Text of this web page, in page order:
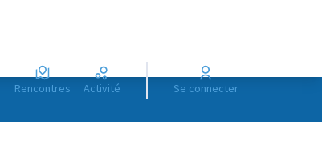
Rencontres Activité Se connecter